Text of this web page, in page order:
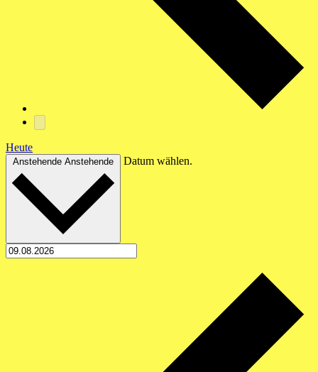
Heute
Anstehende Anstehende Datum wählen.